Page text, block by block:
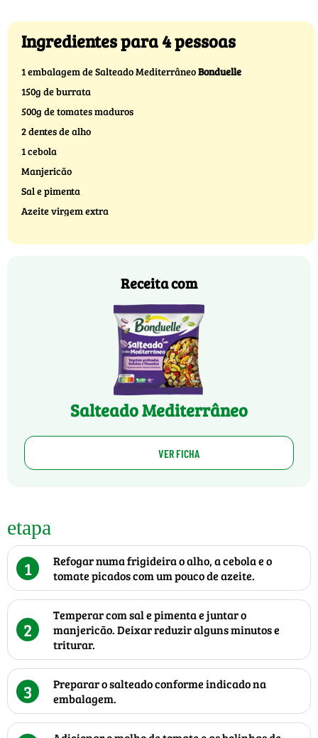
Ingredientes para 4 pessoas
1 embalagem de Salteado MediterrâneoBonduelle
150g de burrata
500g de tomates maduros
2 dentes de alho
1 cebola
Manjericão
Sal e pimenta
Azeite virgem extra
Receita com
Salteado Mediterrâneo
VER FICHA
etapa
1
Refogar numa frigideira o alho, a cebola e o
tomate picados com um pouco de azeite.
2
Temperar com sal e pimenta e juntar o
manjericão. Deixar reduzir alguns minutos e
triturar.
3
Preparar o salteado conforme indicado na
embalagem.